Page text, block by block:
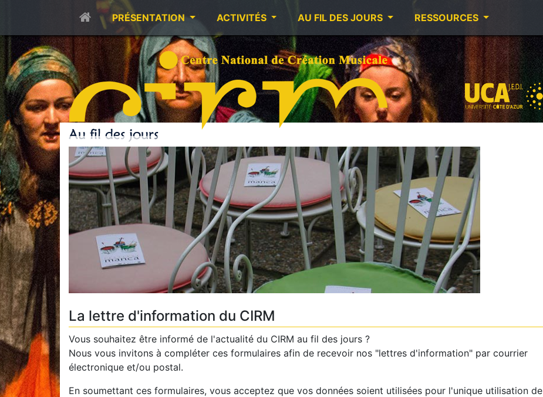
PRÉSENTATION ACTIVITÉS AU FIL DES JOURS RESSOURCES
La lettre d'information du CIRM
Vous souhaitez être informé de l'actualité du CIRM au fil des jours ?
Nous vous invitons à compléter ces formulaires afin de recevoir nos "lettres d'information" par courrier
électronique et/ou postal.
En soumettant ces formulaires, vous acceptez que vos données soient utilisées pour l'unique utilisation de